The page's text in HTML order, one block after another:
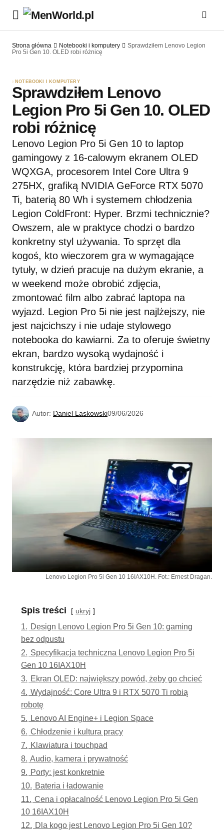
Strona główna Notebooki i komputery
Sprawdziłem Lenovo Legion
Pro 5i Gen 10. OLED robi różnicę
NOTEBOOKI I KOMPUTERY
Sprawdziłem Lenovo
Legion Pro 5i Gen 10. OLED
robi różnicę
Lenovo Legion Pro 5i Gen 10 to laptop
gamingowy z 16-calowym ekranem OLED
WQXGA, procesorem Intel Core Ultra 9
275HX, grafiką NVIDIA GeForce RTX 5070
Ti, baterią 80 Wh i systemem chłodzenia
Legion ColdFront: Hyper. Brzmi technicznie?
Owszem, ale w praktyce chodzi o bardzo
konkretny styl używania. To sprzęt dla
kogoś, kto wieczorem gra w wymagające
tytuły, w dzień pracuje na dużym ekranie, a
w weekend może obrobić zdjęcia,
zmontować film albo zabrać laptopa na
wyjazd. Legion Pro 5i nie jest najlżejszy, nie
jest najcichszy i nie udaje stylowego
notebooka do kawiarni. Za to oferuje świetny
ekran, bardzo wysoką wydajność i
konstrukcję, która bardziej przypomina
narzędzie niż zabawkę.
Autor: Daniel Laskowski09/06/2026
Lenovo Legion Pro 5i Gen 10 16IAX10H. Fot.: Ernest Dragan.
Spis treści ukryj
1.
Design Lenovo Legion Pro 5i Gen 10: gaming
bez odpustu
2.
Specyfikacja techniczna Lenovo Legion Pro 5i
Gen 10 16IAX10H
3.
Ekran OLED: największy powód, żeby go chcieć
4. Wydajność: Core Ultra 9 i RTX 5070 Ti robią
robotę
5.
Lenovo AI Engine+ i Legion Space
6. Chłodzenie i kultura pracy
7.
Klawiatura i touchpad
8. Audio, kamera i prywatność
9.
Porty: jest konkretnie
10.
Bateria i ładowanie
11.
Cena i opłacalność Lenovo Legion Pro 5i Gen
10 16IAX10H
12.
Dla kogo jest Lenovo Legion Pro 5i Gen 10?